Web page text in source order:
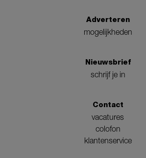
Adverteren
mogelijkheden
Nieuwsbrief
schrijf je in
Contact
vacatures
colofon
klantenservice